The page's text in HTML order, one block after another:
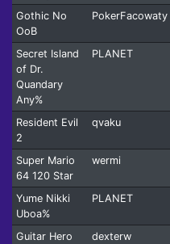
Gothic No
OoB
PokerFacowaty
Secret Island
of Dr.
Quandary
Any%
PLANET
Resident Evil
2
qvaku
Super Mario
64 120 Star
wermi
Yume Nikki
Uboa%
PLANET
Guitar Hero
dexterw